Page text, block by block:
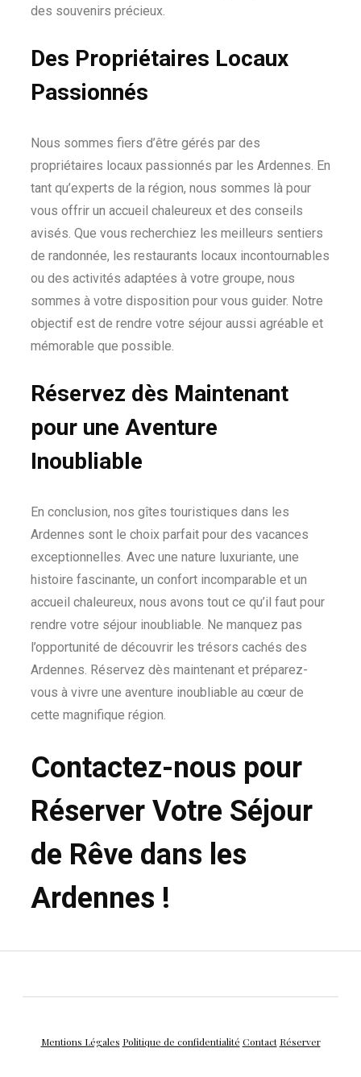
des souvenirs précieux.
Des Propriétaires Locaux
Passionnés
Nous sommes fiers d’être gérés par des
propriétaires locaux passionnés par les Ardennes. En
tant qu’experts de la région, nous sommes là pour
vous offrir un accueil chaleureux et des conseils
avisés. Que vous recherchiez les meilleurs sentiers
de randonnée, les restaurants locaux incontournables
ou des activités adaptées à votre groupe, nous
sommes à votre disposition pour vous guider. Notre
objectif est de rendre votre séjour aussi agréable et
mémorable que possible.
Réservez dès Maintenant
pour une Aventure
Inoubliable
En conclusion, nos gîtes touristiques dans les
Ardennes sont le choix parfait pour des vacances
exceptionnelles. Avec une nature luxuriante, une
histoire fascinante, un confort incomparable et un
accueil chaleureux, nous avons tout ce qu’il faut pour
rendre votre séjour inoubliable. Ne manquez pas
l’opportunité de découvrir les trésors cachés des
Ardennes. Réservez dès maintenant et préparez-
vous à vivre une aventure inoubliable au cœur de
cette magnifique région.
Contactez-nous pour
Réserver Votre Séjour
de Rêve dans les
Ardennes !
Mentions Légales Politique de confidentialité Contact Réserver